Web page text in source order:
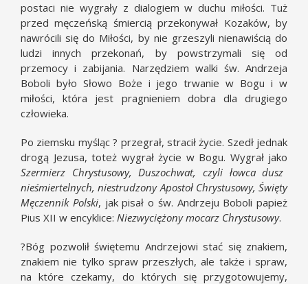
postaci nie wygrały z dialogiem w duchu miłości. Tuż
przed męczeńską śmiercią przekonywał Kozaków, by
nawrócili się do Miłości, by nie grzeszyli nienawiścią do
ludzi innych przekonań, by powstrzymali się od
przemocy i zabijania. Narzędziem walki św. Andrzeja
Boboli było Słowo Boże i jego trwanie w Bogu i w
miłości, która jest pragnieniem dobra dla drugiego
człowieka.
Po ziemsku myśląc ? przegrał, stracił życie. Szedł jednak
drogą Jezusa, toteż wygrał życie w Bogu. Wygrał jako
Szermierz Chrystusowy, Duszochwat, czyli łowca dusz
nieśmiertelnych, niestrudzony Apostoł Chrystusowy, Święty
Męczennik Polski, jak pisał o św. Andrzeju Boboli papież
Pius XII w encyklice: Niezwyciężony mocarz Chrystusowy.
?Bóg pozwolił świętemu Andrzejowi stać się znakiem,
znakiem nie tylko spraw przeszłych, ale także i spraw,
na które czekamy, do których się przygotowujemy,